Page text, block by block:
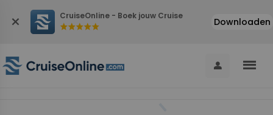
close CruiseOnline - Boek jouw Cruise
starstarstarstarstar Downloaden
person menu